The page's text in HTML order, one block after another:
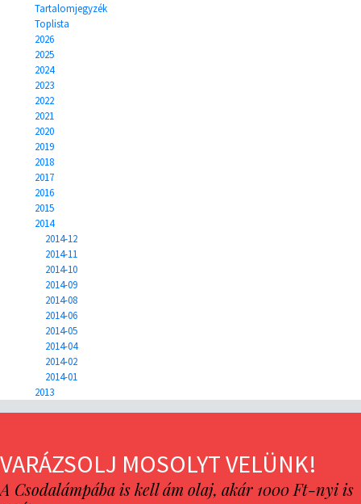
Tartalomjegyzék
Toplista
2026
2025
2024
2023
2022
2021
2020
2019
2018
2017
2016
2015
2014
2014-12
2014-11
2014-10
2014-09
2014-08
2014-06
2014-05
2014-04
2014-02
2014-01
2013
VARÁZSOLJ MOSOLYT VELÜNK!
A Csodalámpába is kell ám olaj, akár 1000 Ft-nyi is